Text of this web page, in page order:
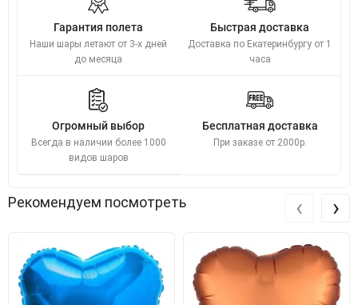
Гарантия полета
Наши шары летают от 3-х дней
до месяца
Быстрая доставка
Доставка по Екатеринбургу от 1
часа
Огромный выбор
Всегда в наличии более 1000
видов шаров
Бесплатная доставка
При заказе от 2000р.
Рекомендуем посмотреть ‹ ›